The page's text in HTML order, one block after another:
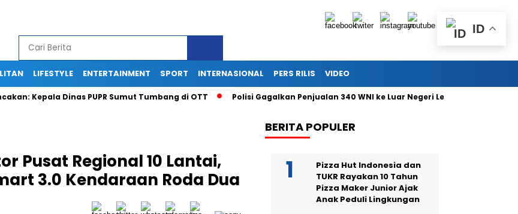
LIFESTYLE ENTERTAINMENT SPORT INTERNASIONAL PERS RILIS VIDEO
Dinas PUPR Sumut Tumbang di OTT Polisi Gagalkan Penjualan 340 WNI ke Luar Negeri Lewat Bandara Soetta
Pusat Regional 10 Lantai,
3.0 Kendaraan Roda Dua
BERITA POPULER
Pizza Hut Indonesia dan
TUKR Rayakan 10 Tahun
Pizza Maker Junior Ajak
Anak Peduli Lingkungan
ID